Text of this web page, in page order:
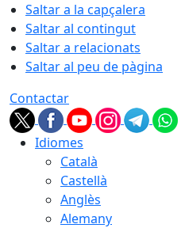
Saltar a la capçalera
Saltar al contingut
Saltar a relacionats
Saltar al peu de pàgina
Contactar
Idiomes
Català
Castellà
Anglès
Alemany